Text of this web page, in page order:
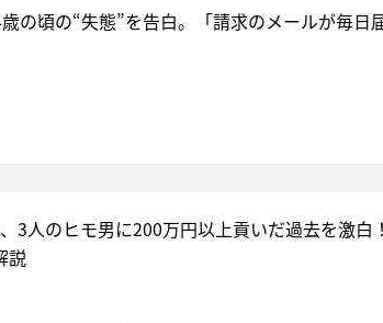
の頃の“失態”を告白。「請求のメールが毎日
3人のヒモ男に200万円以上貢いだ過去を激白
説